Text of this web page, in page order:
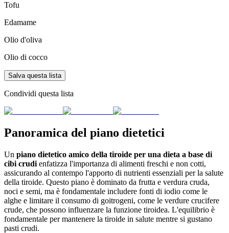
Tofu
Edamame
Olio d'oliva
Olio di cocco
Salva questa lista
Condividi questa lista
Panoramica del piano dietetici
Un piano dietetico amico della tiroide per una dieta a base di
cibi crudi enfatizza l'importanza di alimenti freschi e non cotti,
assicurando al contempo l'apporto di nutrienti essenziali per la salute
della tiroide. Questo piano è dominato da frutta e verdura cruda,
noci e semi, ma è fondamentale includere fonti di iodio come le
alghe e limitare il consumo di goitrogeni, come le verdure crucifere
crude, che possono influenzare la funzione tiroidea. L'equilibrio è
fondamentale per mantenere la tiroide in salute mentre si gustano
pasti crudi.